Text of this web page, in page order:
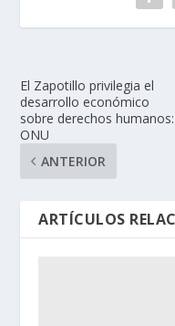
El Zapotillo privilegia el
desarrollo económico
sobre derechos humanos:
ONU
ANTERIOR
ARTÍCULOS